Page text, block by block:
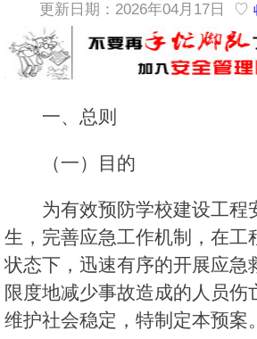
更新日期：2026年04月17日 ♡
一、总则
（一）目的
为有效预防学校建设工程
生，完善应急工作机制，在工
状态下，迅速有序的开展应急
限度地减少事故造成的人员伤
维护社会稳定，特制定本预案。